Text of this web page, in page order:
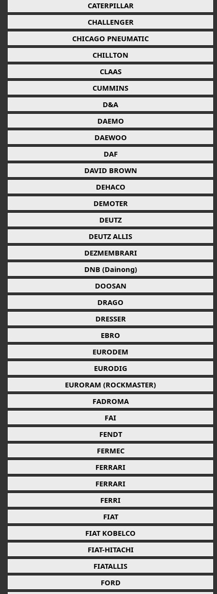
CATERPILLAR
CHALLENGER
CHICAGO PNEUMATIC
CHILLTON
CLAAS
CUMMINS
D&A
DAEMO
DAEWOO
DAF
DAVID BROWN
DEHACO
DEMOTER
DEUTZ
DEUTZ ALLIS
DEZMEMBRARI
DNB (Dainong)
DOOSAN
DRAGO
DRESSER
EBRO
EURODEM
EURODIG
EURORAM (ROCKMASTER)
FADROMA
FAI
FENDT
FERMEC
FERRARI
FERRARI
FERRI
FIAT
FIAT KOBELCO
FIAT-HITACHI
FIATALLIS
FORD